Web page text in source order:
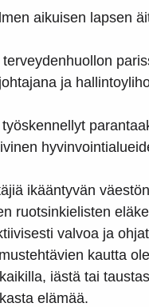
aikuisen lapsen
ja
ikääntyvän
ruotsinkielisten
valvoa ja
kautta
iästä tai
elämää.